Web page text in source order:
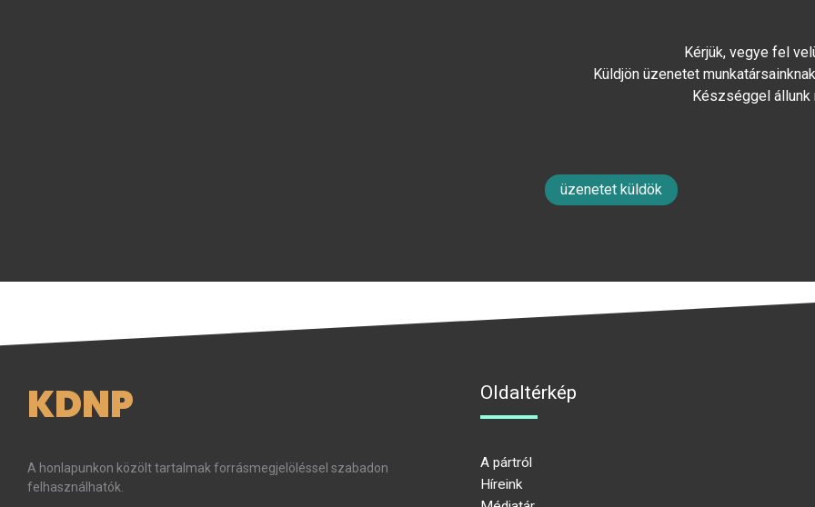
Kérjük, vegye fel
Küldjön üzenetet
Készséggel
üzenetet küldök
KDNP
A honlapunkon közölt tartalmak forrásmegjelöléssel szabadon
felhasználhatók.
Oldaltérkép
A pártról
Híreink